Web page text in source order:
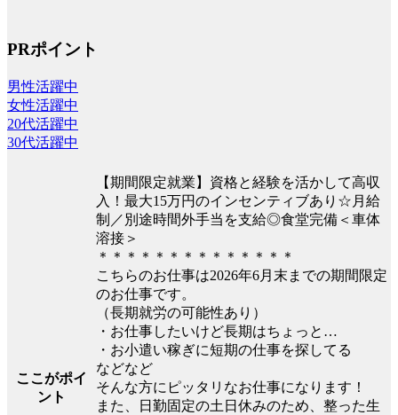
PRポイント
男性活躍中
女性活躍中
20代活躍中
30代活躍中
ここがポイ
ント
【期間限定就業】資格と経験を活かして高収
入！最大15万円のインセンティブあり☆月給
制／別途時間外手当を支給◎食堂完備＜車体
溶接＞
＊＊＊＊＊＊＊＊＊＊＊＊＊＊
こちらのお仕事は2026年6月末までの期間限定
のお仕事です。
（長期就労の可能性あり）
・お仕事したいけど長期はちょっと…
・お小遣い稼ぎに短期の仕事を探してる
などなど
そんな方にピッタリなお仕事になります！
また、日勤固定の土日休みのため、整った生